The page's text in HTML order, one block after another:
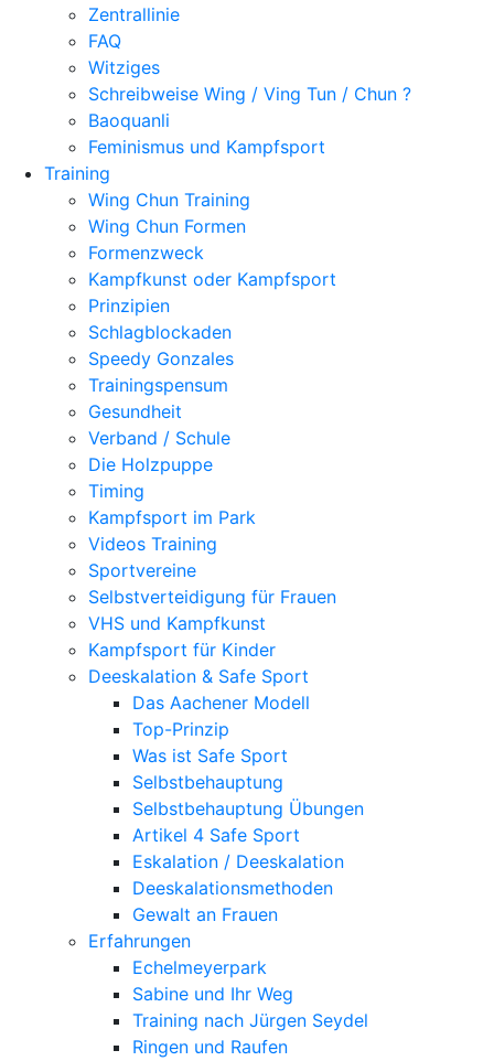
Zentrallinie
FAQ
Witziges
Schreibweise Wing / Ving Tun / Chun ?
Baoquanli
Feminismus und Kampfsport
Training
Wing Chun Training
Wing Chun Formen
Formenzweck
Kampfkunst oder Kampfsport
Prinzipien
Schlagblockaden
Speedy Gonzales
Trainingspensum
Gesundheit
Verband / Schule
Die Holzpuppe
Timing
Kampfsport im Park
Videos Training
Sportvereine
Selbstverteidigung für Frauen
VHS und Kampfkunst
Kampfsport für Kinder
Deeskalation & Safe Sport
Das Aachener Modell
Top-Prinzip
Was ist Safe Sport
Selbstbehauptung
Selbstbehauptung Übungen
Artikel 4 Safe Sport
Eskalation / Deeskalation
Deeskalationsmethoden
Gewalt an Frauen
Erfahrungen
Echelmeyerpark
Sabine und Ihr Weg
Training nach Jürgen Seydel
Ringen und Raufen